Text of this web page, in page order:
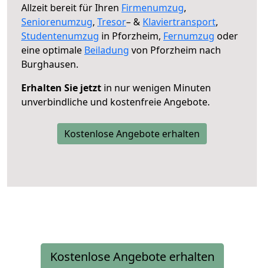
Allzeit bereit für Ihren Firmenumzug,
Seniorenumzug, Tresor– & Klaviertransport,
Studentenumzug in Pforzheim, Fernumzug oder
eine optimale Beiladung von Pforzheim nach
Burghausen.
Erhalten Sie jetzt in nur wenigen Minuten
unverbindliche und kostenfreie Angebote.
Kostenlose Angebote erhalten
Kostenlose Angebote erhalten